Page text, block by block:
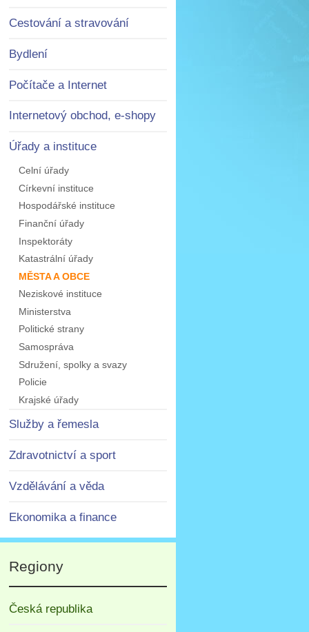
Cestování a stravování
Bydlení
Počítače a Internet
Internetový obchod, e-shopy
Úřady a instituce
Celní úřady
Církevní instituce
Hospodářské instituce
Finanční úřady
Inspektoráty
Katastrální úřady
MĚSTA A OBCE
Neziskové instituce
Ministerstva
Politické strany
Samospráva
Sdružení, spolky a svazy
Policie
Krajské úřady
Služby a řemesla
Zdravotnictví a sport
Vzdělávání a věda
Ekonomika a finance
Regiony
Česká republika